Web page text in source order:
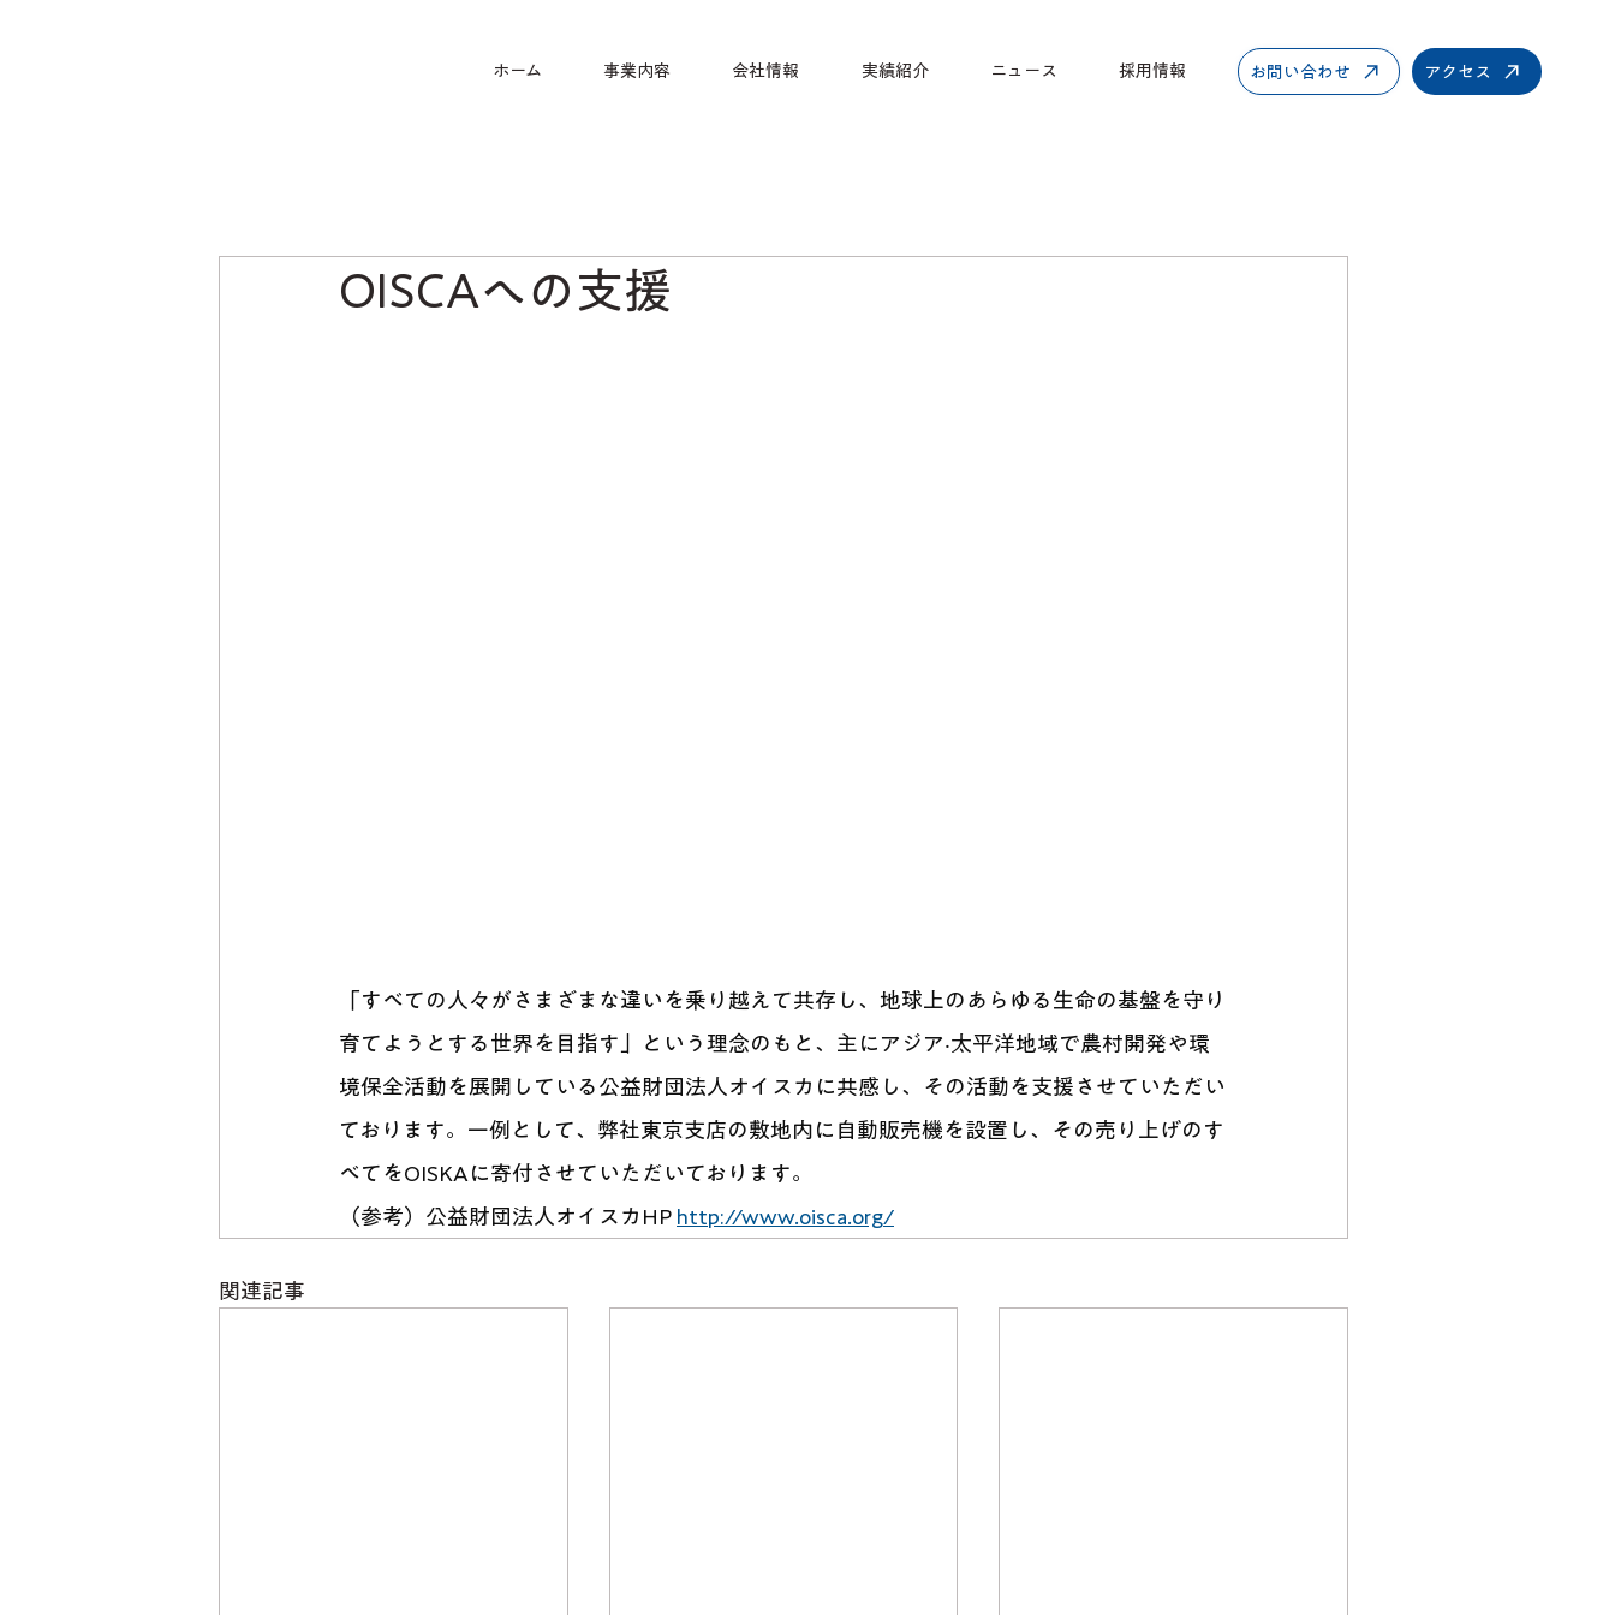
ホーム 事業内容 会社情報 実績紹介 ニュース 採用情報 お問い合わせ アクセス
OISCAへの⽀援
「すべての⼈々がさまざまな違いを乗り越えて共存し、地球上のあらゆる⽣命の基盤を守り
育てようとする世界を⽬指す」という理念のもと、主にアジア‧太平洋地域で農村開発や環
境保全活動を展開している公益財団法⼈オイスカに共感し、その活動を⽀援させていただい
ております。⼀例として、弊社東京⽀店の敷地内に⾃動販売機を設置し、その売り上げのす
べてをOISKAに寄付させていただいております。
（参考）公益財団法⼈オイスカHP http://www.oisca.org/
関連記事